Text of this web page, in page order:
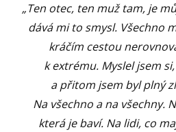
„Ten otec, ten muž tam, je
dává mi to smysl. Všechno
kráčím cestou
k extrému. Myslel jsem
a přitom jsem byl plný
Na všechno a na všechny.
která je baví. Na lidi, co